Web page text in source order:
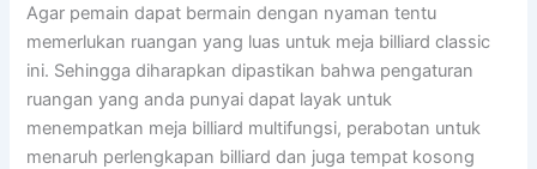
Agar pemain dapat bermain dengan nyaman tentu
memerlukan ruangan yang luas untuk meja billiard classic
ini. Sehingga diharapkan dipastikan bahwa pengaturan
ruangan yang anda punyai dapat layak untuk
menempatkan meja billiard multifungsi, perabotan untuk
menaruh perlengkapan billiard dan juga tempat kosong